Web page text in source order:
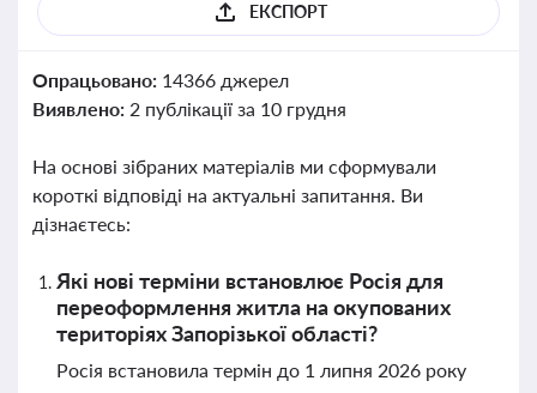
ЕКСПОРТ
Опрацьовано: 14366 джерел
Виявлено: 2 публікації за 10 грудня
На основі зібраних матеріалів ми сформували
короткі відповіді на актуальні запитання. Ви
дізнаєтесь:
Які нові терміни встановлює Росія для
переоформлення житла на окупованих
територіях Запорізької області?
Росія встановила термін до 1 липня 2026 року